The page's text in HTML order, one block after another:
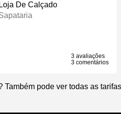
Loja De Calçado
3 avaliações
3 comentários
pode ver todas as